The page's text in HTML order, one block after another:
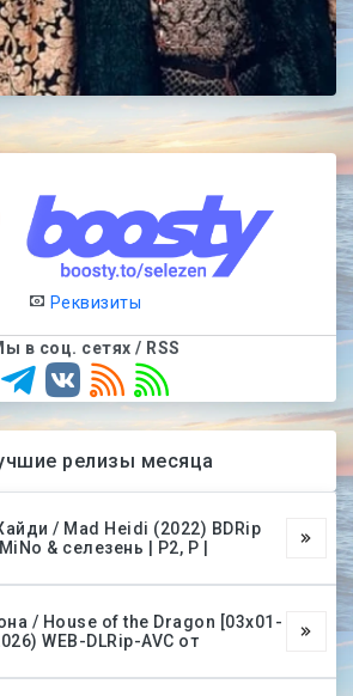
Реквизиты
в соц. сетях / RSS
релизы месяца
/ Mad Heidi (2022) BDRip
& селезень | P2, P |
/ House of the Dragon [03х01-
WEB-DLRip-AVC от